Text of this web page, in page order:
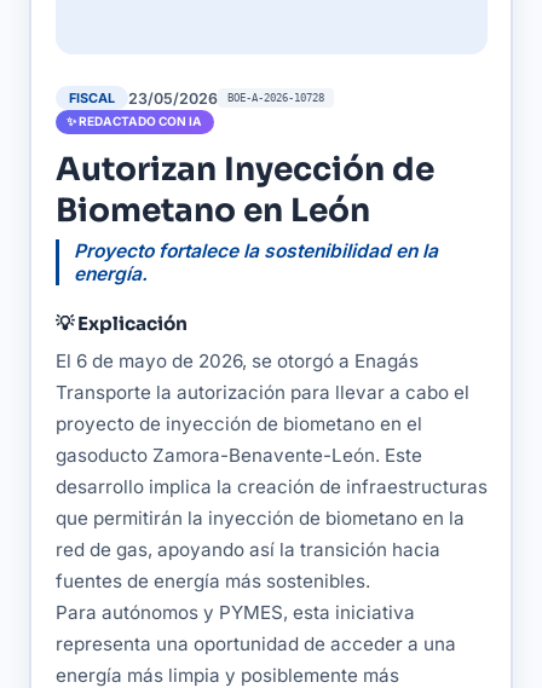
FISCAL 23/05/2026 BOE-A-2026-10728
✨ REDACTADO CON IA
Autorizan Inyección de
Biometano en León
Proyecto fortalece la sostenibilidad en la
energía.
💡 Explicación
El 6 de mayo de 2026, se otorgó a Enagás
Transporte la autorización para llevar a cabo el
proyecto de inyección de biometano en el
gasoducto Zamora-Benavente-León. Este
desarrollo implica la creación de infraestructuras
que permitirán la inyección de biometano en la
red de gas, apoyando así la transición hacia
fuentes de energía más sostenibles.
Para autónomos y PYMES, esta iniciativa
representa una oportunidad de acceder a una
energía más limpia y posiblemente más